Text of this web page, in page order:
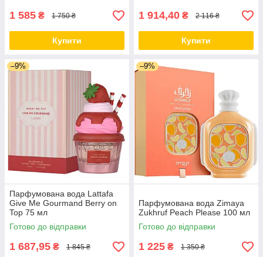
1 585 ₴ 1 750 ₴
Купити
1 914,40 ₴ 2 116 ₴
Купити
–9%
Парфумована вода Lattafa
Give Me Gourmand Berry on
Top 75 мл
Готово до відправки
1 687,95 ₴ 1 845 ₴
–9%
Парфумована вода Zimaya
Zukhruf Peach Please 100 мл
Готово до відправки
1 225 ₴ 1 350 ₴